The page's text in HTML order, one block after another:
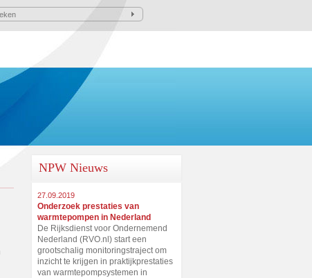
NPW Nieuws
27.09.2019
Onderzoek prestaties van
warmtepompen in Nederland
De Rijksdienst voor Ondernemend
Nederland (RVO.nl) start een
grootschalig monitoringstraject om
inzicht te krijgen in praktijkprestaties
van warmtepompsystemen in